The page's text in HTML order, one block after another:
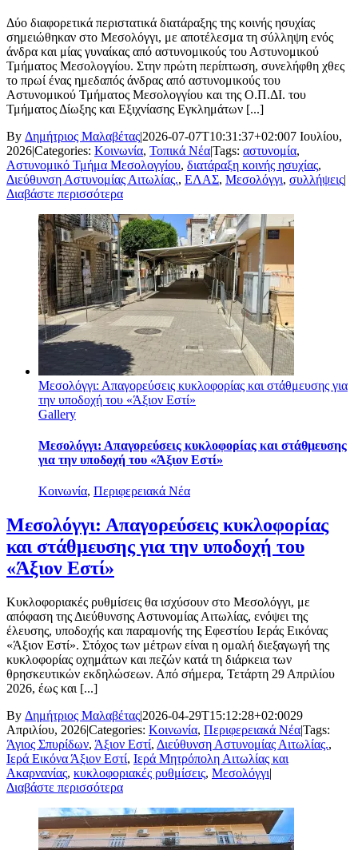
Δύο διαφορετικά περιστατικά διατάραξης της κοινής ησυχίας
σημειώθηκαν στο Μεσολόγγι, με αποτέλεσμα τη σύλληψη ενός
άνδρα και μίας γυναίκας από αστυνομικούς του Αστυνομικού
Τμήματος Μεσολογγίου. Στην πρώτη περίπτωση, συνελήφθη χθες
το πρωί ένας ημεδαπός άνδρας από αστυνομικούς του
Αστυνομικού Τμήματος Μεσολογγίου και της Ο.Π.ΔΙ. του
Τμήματος Δίωξης και Εξιχνίασης Εγκλημάτων [...]
By Δημήτριος Μαλαβέτας|2026-07-07T10:31:37+02:007 Ιουλίου,
2026|Categories: Κοινωνία, Τοπικά Νέα|Tags: αστυνομία,
Αστυνομικό Τμήμα Μεσολογγίου, διατάραξη κοινής ησυχίας,
Διεύθυνση Αστυνομίας Αιτωλίας., ΕΛΑΣ, Μεσολόγγι, συλλήψεις|
Διαβάστε περισσότερα
Μεσολόγγι: Απαγορεύσεις κυκλοφορίας και στάθμευσης για
την υποδοχή του «Άξιον Εστί»
Gallery
Μεσολόγγι: Απαγορεύσεις κυκλοφορίας και στάθμευσης
για την υποδοχή του «Άξιον Εστί»
Κοινωνία, Περιφερειακά Νέα
Μεσολόγγι: Απαγορεύσεις κυκλοφορίας
και στάθμευσης για την υποδοχή του
«Άξιον Εστί»
Κυκλοφοριακές ρυθμίσεις θα ισχύσουν στο Μεσολόγγι, με
απόφαση της Διεύθυνσης Αστυνομίας Αιτωλίας, ενόψει της
έλευσης, υποδοχής και παραμονής της Εφεστίου Ιεράς Εικόνας
«Άξιον Εστί». Στόχος των μέτρων είναι η ομαλή διεξαγωγή της
κυκλοφορίας οχημάτων και πεζών κατά τη διάρκεια των
θρησκευτικών εκδηλώσεων. Από σήμερα, Τετάρτη 29 Απριλίου
2026, έως και [...]
By Δημήτριος Μαλαβέτας|2026-04-29T15:12:28+02:0029
Απριλίου, 2026|Categories: Κοινωνία, Περιφερειακά Νέα|Tags:
Άγιος Σπυρίδων, Άξιον Εστί, Διεύθυνση Αστυνομίας Αιτωλίας.,
Ιερά Εικόνα Άξιον Εστί, Ιερά Μητρόπολη Αιτωλίας και
Ακαρνανίας, κυκλοφοριακές ρυθμίσεις, Μεσολόγγι|
Διαβάστε περισσότερα